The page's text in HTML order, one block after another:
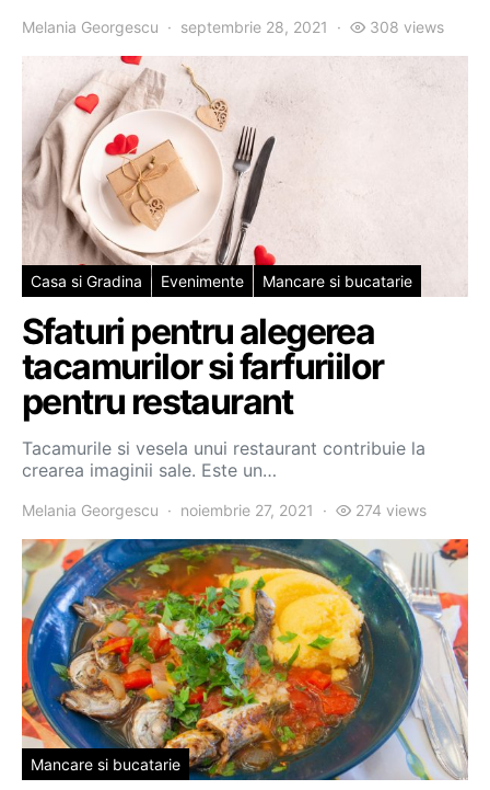
Melania Georgescu septembrie 28, 2021 308 views
Casa si Gradina Evenimente Mancare si bucatarie
Sfaturi pentru alegerea
tacamurilor si farfuriilor
pentru restaurant
Tacamurile si vesela unui restaurant contribuie la
crearea imaginii sale. Este un…
Melania Georgescu noiembrie 27, 2021 274 views
Mancare si bucatarie